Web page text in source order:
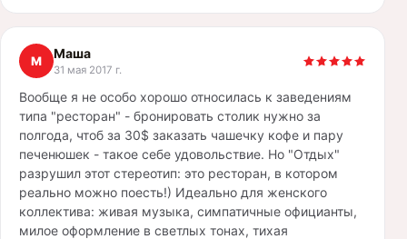
М Маша
31 мая 2017 г.
Вообще я не особо хорошо относилась к заведениям
типа "ресторан" - бронировать столик нужно за
полгода, чтоб за 30$ заказать чашечку кофе и пару
печенюшек - такое себе удовольствие. Но "Отдых"
разрушил этот стереотип: это ресторан, в котором
реально можно поесть!) Идеально для женского
коллектива: живая музыка, симпатичные официанты,
милое оформление в светлых тонах, тихая